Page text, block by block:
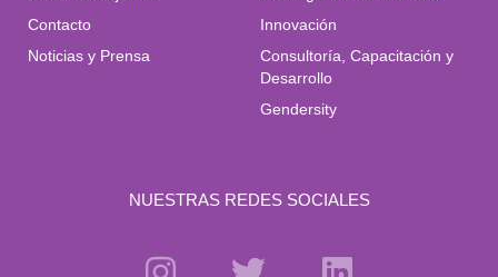
Contacto
Noticias y Prensa
Innovación
Consultoría, Capacitación y
Desarrollo
Gendersity
NUESTRAS REDES SOCIALES